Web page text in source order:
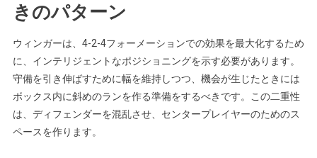
きのパターン
ウィンガーは、4-2-4フォーメーションでの効果を最大化するため
に、インテリジェントなポジショニングを示す必要があります。
守備を引き伸ばすために幅を維持しつつ、機会が生じたときには
ボックス内に斜めのランを作る準備をするべきです。この二重性
は、ディフェンダーを混乱させ、センタープレイヤーのためのス
ペースを作ります。